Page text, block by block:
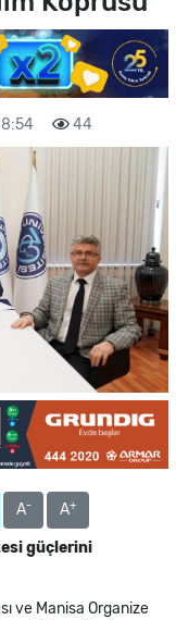
44
A- A+
güçlerini
ve Manisa Organize